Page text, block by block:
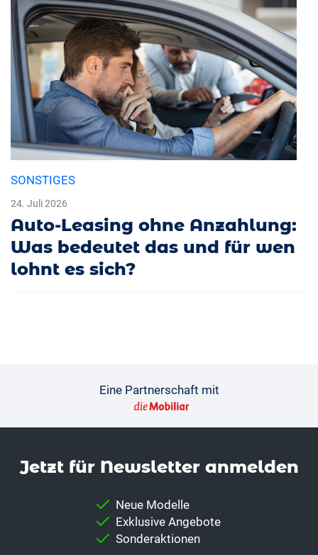
SONSTIGES
24. Juli 2026
Auto-Leasing ohne Anzahlung:
Was bedeutet das und für wen
lohnt es sich?
Eine Partnerschaft mit
Jetzt für News­letter anmelden
Neue Modelle
Exklusive Angebote
Sonderaktionen